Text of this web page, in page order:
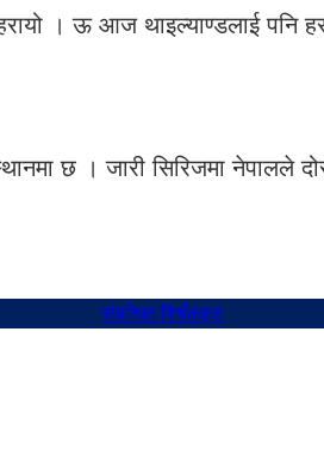
। ऊ आज थाइल्याण्डलाई पनि
छ । जारी सिरिजमा नेपालले
संबन्धित शिर्षकहरु